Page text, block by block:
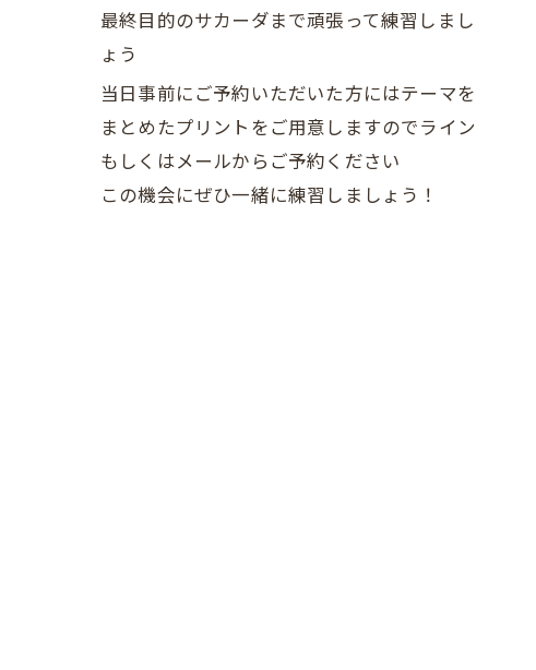
最終目的のサカーダまで頑張って練習しまし
ょう
当日事前にご予約いただいた方にはテーマを
まとめたプリントをご用意しますのでライン
もしくはメールからご予約ください
この機会にぜひ一緒に練習しましょう！